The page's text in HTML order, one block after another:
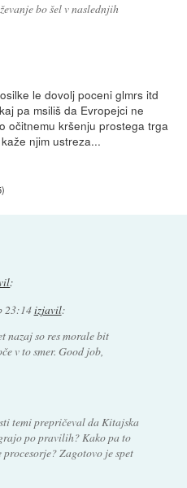
bo šel v naslednjih
le dovolj poceni glmrs itd
pa msiliš da Evropejci ne
očitnemu kršenju prostega trga
njim ustreza...
)
:
23:14izjavil:
nazaj so res morale bit
v to smer. Good job,
temi prepričeval da Kitajska
po pravilih? Kako pa to
Zagotovo je spet